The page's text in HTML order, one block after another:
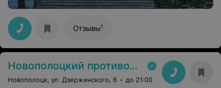
Отзывы1
Новополоцкий противотуберкулезный диспансер
Новополоцк, ул. Дзержинского, 6 до 21:00